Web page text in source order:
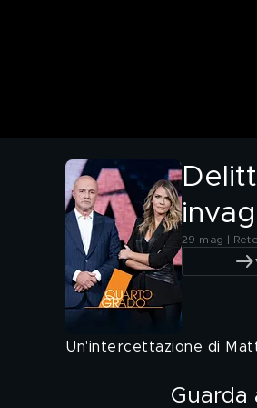
29 mag |
Un'intercettazione di
Guarda